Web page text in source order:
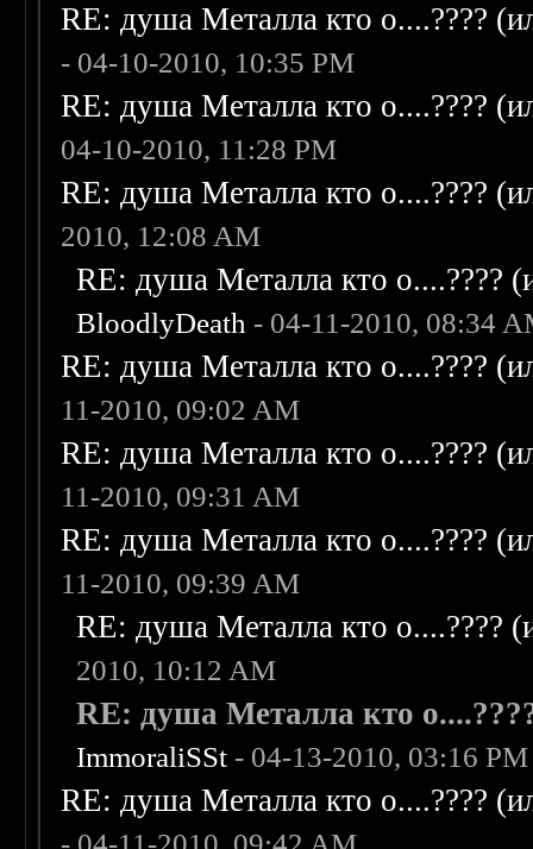
RE: душа Металла кто о....????
- 04-10-2010, 10:35 PM
RE: душа Металла кто о....????
04-10-2010, 11:28 PM
RE: душа Металла кто о....????
2010, 12:08 AM
RE: душа Металла кто о....????
BloodlyDeath - 04-11-2010, 08:34
RE: душа Металла кто о....????
11-2010, 09:02 AM
RE: душа Металла кто о....????
11-2010, 09:31 AM
RE: душа Металла кто о....????
11-2010, 09:39 AM
RE: душа Металла кто о....????
2010, 10:12 AM
RE: душа Металла кто
ImmoraliSSt - 04-13-2010, 03:16 PM
RE: душа Металла кто о....????